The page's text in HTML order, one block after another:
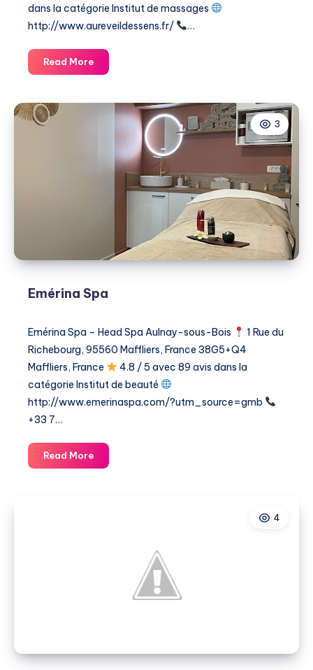
dans la catégorie ​Institut de massages
http://www.aureveildessens.fr/
…
Read MoreAu
Réveil
Sens
3
Emérina Spa
Emérina Spa – Head Spa Aulnay-sous-Bois
1 Rue du
Richebourg, 95560 Maffliers, France 38G5+Q4
Maffliers, France
4.8 / 5 avec 89 avis dans la
catégorie ​Institut de beauté
http://www.emerinaspa.com/?utm_source=gmb
+33 7…
Read MoreEmérina
Spa
4